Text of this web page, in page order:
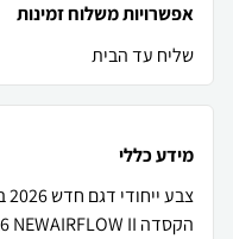
אפשרויות משלוח זמינות
שליח עד הבית
מידע כללי